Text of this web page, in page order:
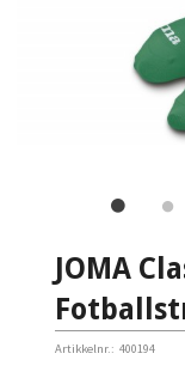
JOMA
Artikkelnr.: 400194